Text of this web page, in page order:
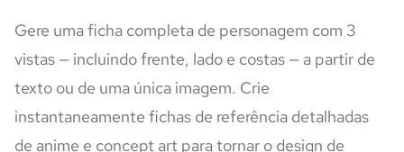
Gere uma ficha completa de personagem com 3
vistas — incluindo frente, lado e costas — a partir de
texto ou de uma única imagem. Crie
instantaneamente fichas de referência detalhadas
de anime e concept art para tornar o design de